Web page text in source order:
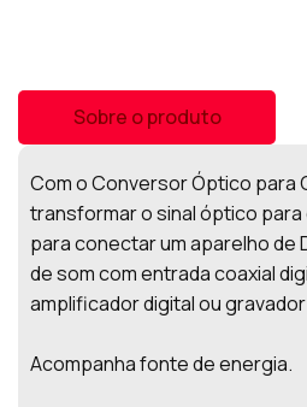
Sobre o produto
Com o Conversor Óptico para
transformar o sinal óptico para
para conectar um aparelho de
de som com entrada coaxial
amplificador digital ou
Acompanha fonte de energia.